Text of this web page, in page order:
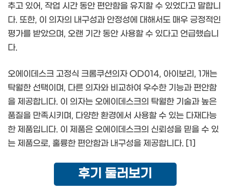
추고 있어, 작업 시간 동안 편안함을 유지할 수 있었다고 말합니
다. 또한, 이 의자의 내구성과 안정성에 대해서도 매우 긍정적인
평가를 받았으며, 오랜 기간 동안 사용할 수 있다고 언급했습니
다.
오에이데스크 고정식 크롬쿠션의자 OD014, 아이보리, 1개는
탁월한 선택이며, 다른 의자와 비교하여 우수한 기능과 편안함
을 제공합니다. 이 의자는 오에이데스크의 탁월한 기술과 높은
품질을 만족시키며, 다양한 환경에서 사용할 수 있는 다재다능
한 제품입니다. 이 제품은 오에이데스크의 신뢰성을 믿을 수 있
는 제품으로, 훌륭한 편안함과 내구성을 제공합니다. [1]
후기 둘러보기